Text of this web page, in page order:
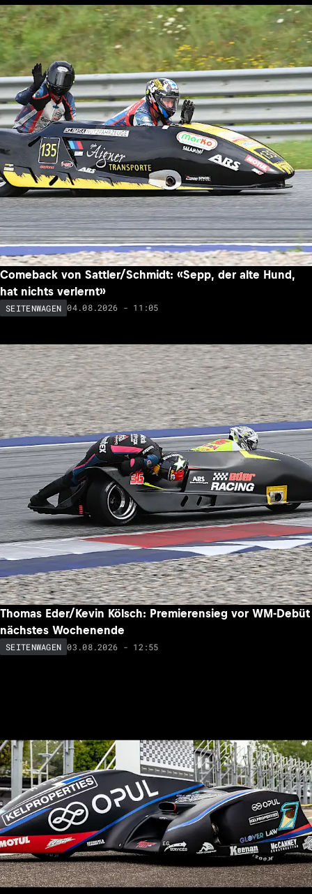
Comeback von Sattler/Schmidt: «Sepp, der alte Hund,
hat nichts verlernt»
SEITENWAGEN 04.08.2026 - 11:05
Thomas Eder/Kevin Kölsch: Premierensieg vor WM-Debüt
nächstes Wochenende
SEITENWAGEN 03.08.2026 - 12:55